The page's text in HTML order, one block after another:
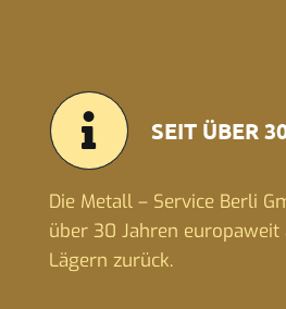
SEIT ÜBER
Die Metall – Service Berli
über 30 Jahren europaweit
Lägern zurück.